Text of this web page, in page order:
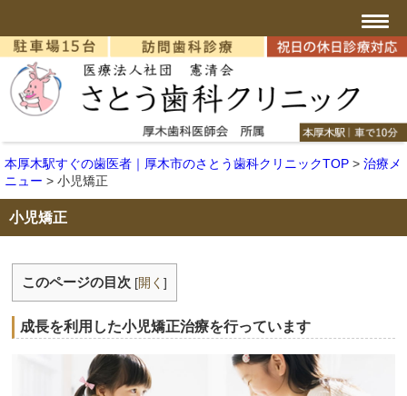
本厚木駅すぐの歯医者｜厚木市のさとう歯科クリニックTOP > 治療メ
ニュー > 小児矯正
小児矯正
このページの目次 [開く]
成長を利用した小児矯正治療を行っています